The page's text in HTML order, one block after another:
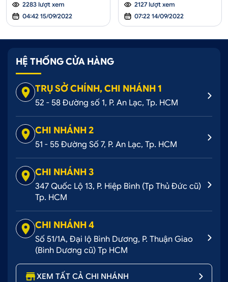
2283 lượt xem
04:42 15/09/2022
2127 lượt xem
07:22 14/09/2022
HỆ THỐNG CỬA HÀNG
TRỤ SỞ CHÍNH, CHI NHÁNH 1
52 - 58 Đường số 1, P. An Lạc, Tp. HCM
CHI NHÁNH 2
51 - 55 Đường Số 7, P. An Lạc, Tp. HCM
CHI NHÁNH 3
347 Quốc Lộ 13, P. Hiệp Bình (Tp Thủ Đức cũ)
Tp. HCM
CHI NHÁNH 4
Số 51/1A, Đại lộ Bình Dương, P. Thuận Giao
(Bình Dương cũ) Tp HCM
XEM TẤT CẢ CHI NHÁNH